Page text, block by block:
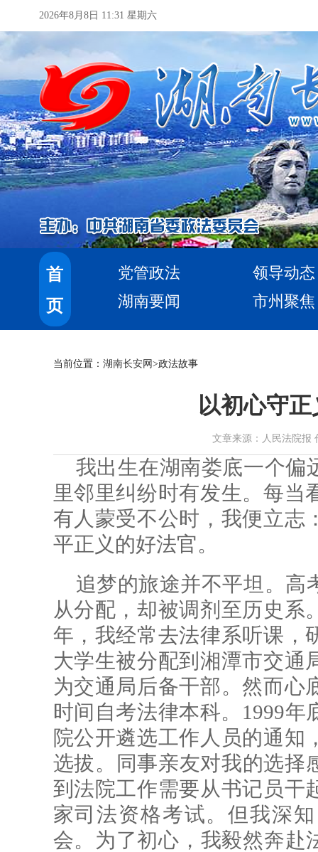
2026年8月8日 11:31 星期六
首
页
党管政法
领导动态
湖南要闻
市州聚焦
当前位置： 湖南长安网 >政法故事
以初心守
文章来源：人民法院报
我出生在湖南娄底一个偏
里邻里纠纷时有发生。每当
有人蒙受不公时，我便立志
平正义的好法官。
追梦的旅途并不平坦。高
从分配，却被调剂至历史系
年，我经常去法律系听课，
大学生被分配到湘潭市交通
为交通局后备干部。然而心
时间自考法律本科。1999
院公开遴选工作人员的通知
选拔。同事亲友对我的选
到法院工作需要从书记员干
家司法资格考试。但我深
会。为了初心，我毅然奔赴